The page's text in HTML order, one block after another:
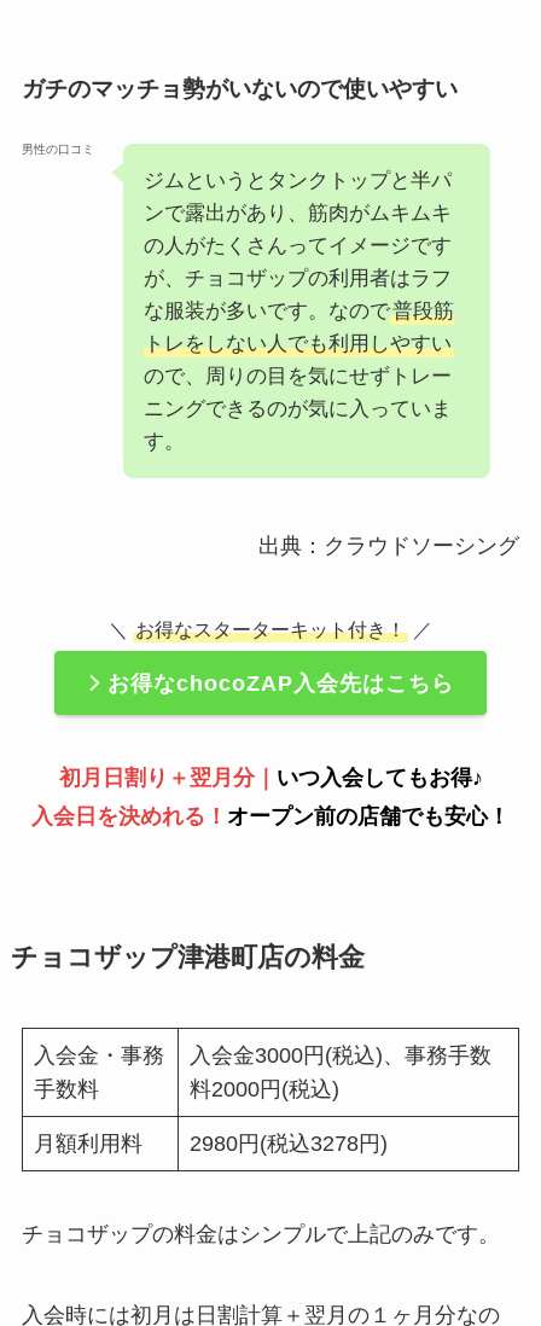
ガチのマッチョ勢がいないので使いやすい
男性の口コミ
ジムというとタンクトップと半パ
ンで露出があり、筋肉がムキムキ
の人がたくさんってイメージです
が、チョコザップの利用者はラフ
な服装が多いです。なので普段筋
トレをしない人でも利用しやすい
ので、周りの目を気にせずトレー
ニングできるのが気に入っていま
す。
出典：クラウドソーシング
＼ お得なスターターキット付き！ ／
お得なchocoZAP入会先はこちら
初月日割り＋翌月分｜ いつ入会してもお得♪
入会日を決めれる！ オープン前の店舗でも安心！
チョコザップ津港町店の料金
入会金・事務
手数料
入会金3000円(税込)、事務手数
料2000円(税込)
月額利用料 2980円(税込3278円)
チョコザップの料金はシンプルで上記のみです。
入会時には初月は日割計算＋翌月の１ヶ月分なの